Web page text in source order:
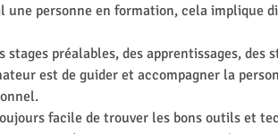
une personne en formation, cela implique
stages préalables, des apprentissages,
est de guider et accompagner la
facile de trouver les bons outils et